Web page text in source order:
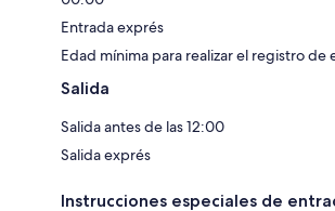
Entrada exprés
Edad mínima para realizar el registro de
Salida
Salida antes de las 12:00
Salida exprés
Instrucciones especiales de